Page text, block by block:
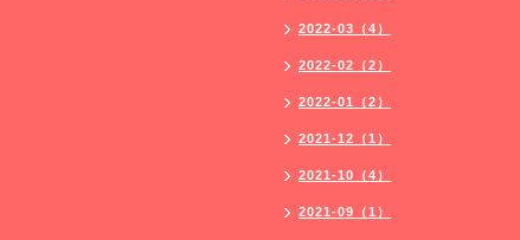
2022-03（4）
2022-02（2）
2022-01（2）
2021-12（1）
2021-10（4）
2021-09（1）